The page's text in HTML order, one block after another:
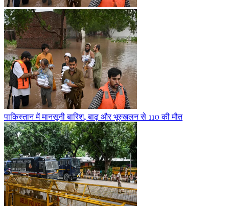
पाकिस्तान में मानसूनी बारिश, बाढ़ और भूस्खलन से 110 की मौत